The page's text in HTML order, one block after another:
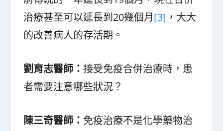
治療甚至可以延長到20幾個月[3] ，大大
的改善病人的存活期。
劉育志醫師：接受免疫合併治療時，患
者需要注意哪些狀況？
陳三奇醫師： 免疫治療不是化學藥物治